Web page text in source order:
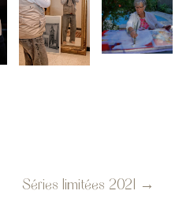
Séries limitées 2021 →